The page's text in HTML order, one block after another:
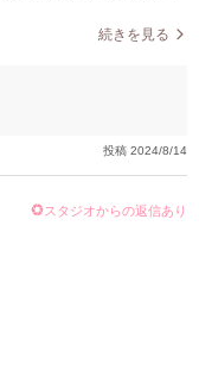
続きを見る
投稿 2024/8/14
スタジオからの返信あり